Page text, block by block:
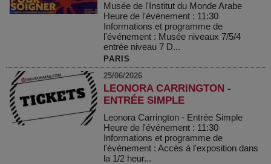
Musée de l'Institut du Monde Arabe
Heure de l'événement : 11:30
Informations et programme de
l'événement : Musée niveaux 7/5/4
entrée niveau 7 D...
PARIS
25/06/2026
LEONORA CARRINGTON -
ENTRÉE SIMPLE
Leonora Carrington - Entrée Simple
Heure de l'événement : 11:30
Informations et programme de
l'événement : Accès à l'exposition dans
la 1/2 heur...